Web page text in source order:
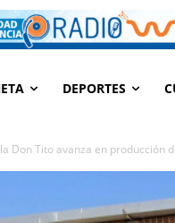
DEPORTES
Don Tito avanza en producción